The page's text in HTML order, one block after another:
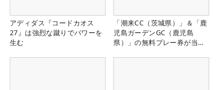
アディダス『コードカオス
27』は強烈な蹴りでパワーを
生む
「潮来CC（茨城県）」＆「鹿
児島ガーデンGC（鹿児島
県）」の無料プレー券が当た